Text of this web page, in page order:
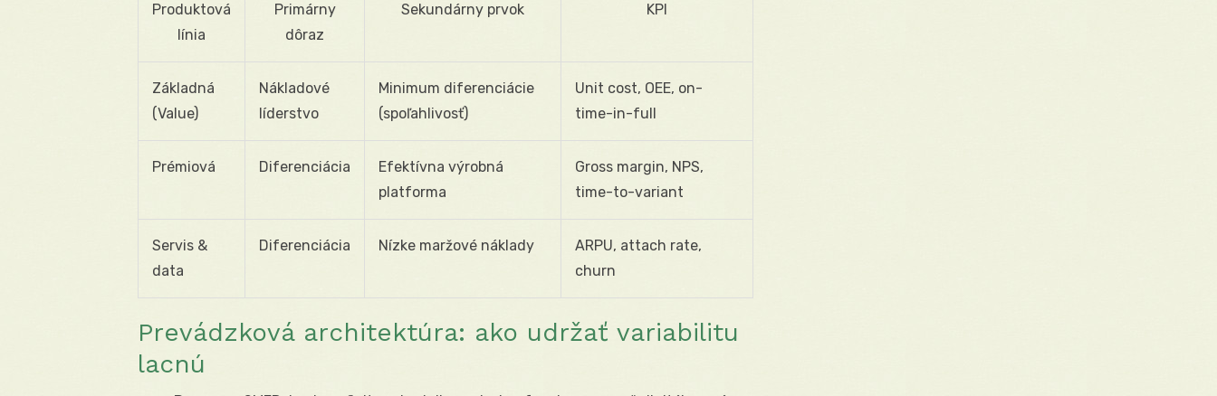
Produktová
línia
Primárny
dôraz
Sekundárny prvok KPI
Základná
(Value)
Nákladové
líderstvo
Minimum diferenciácie
(spoľahlivosť)
Unit cost, OEE, on-
time-in-full
Prémiová Diferenciácia
Efektívna výrobná
platforma
Gross margin, NPS,
time-to-variant
Servis &
data
Diferenciácia Nízke maržové náklady
ARPU, attach rate,
churn
Prevádzková architektúra: ako udržať variabilitu
lacnú